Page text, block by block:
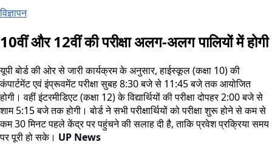
विज्ञापन
10वीं और 12वीं की परीक्षा अलग-अलग पालियों में होगी
यूपी बोर्ड की ओर से जारी कार्यक्रम के अनुसार, हाईस्कूल (कक्षा 10) की
कंपार्टमेंट एवं इंप्रूवमेंट परीक्षा सुबह 8:30 बजे से 11:45 बजे तक आयोजित
होगी। वहीं इंटरमीडिएट (कक्षा 12) के विद्यार्थियों की परीक्षा दोपहर 2:00 बजे से
शाम 5:15 बजे तक होगी। बोर्ड ने सभी परीक्षार्थियों को परीक्षा शुरू होने से कम से
कम 30 मिनट पहले केंद्र पर पहुंचने की सलाह दी है, ताकि प्रवेश प्रक्रिया समय
पर पूरी हो सके। UP News